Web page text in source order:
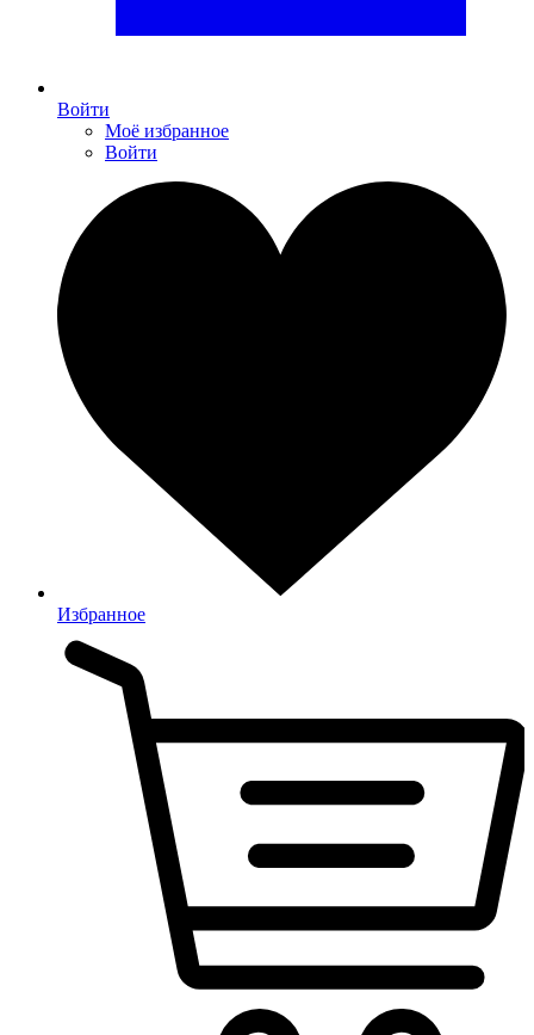
Войти
Моё избранное
Войти
Избранное